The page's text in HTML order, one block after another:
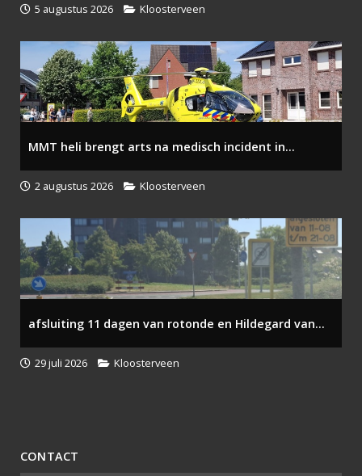
5 augustus 2026 Kloosterveen
MMT heli brengt arts na medisch incident in...
2 augustus 2026 Kloosterveen
afsluiting 11 dagen van rotonde en Hildegard van...
29 juli 2026 Kloosterveen
CONTACT